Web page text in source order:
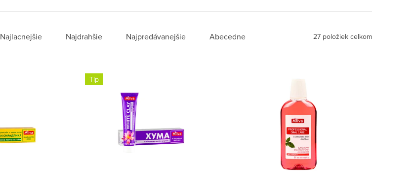
Najlacnejšie Najdrahšie Najpredávanejšie Abecedne 27 položiek celkom
Tip